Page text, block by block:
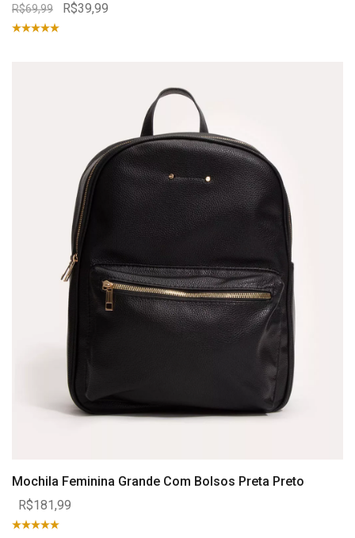
R$69,99 R$39,99
Mochila Feminina Grande Com Bolsos Preta Preto
R$181,99